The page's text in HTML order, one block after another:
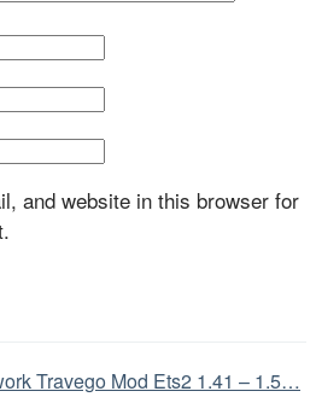
and website in this browser for
Travego Mod Ets2 1.41 – 1.5…